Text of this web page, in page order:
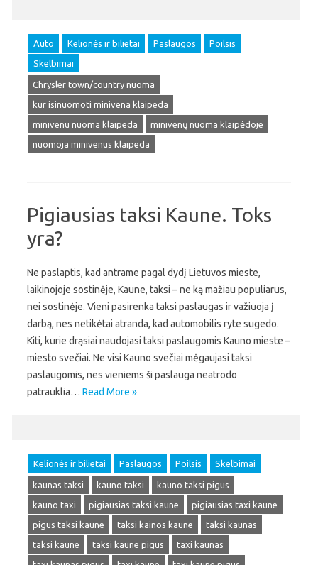
Auto Kelionės ir bilietai Paslaugos
Poilsis
Skelbimai
Chrysler town/country nuoma
kur isinuomoti minivena klaipeda
minivenu nuoma klaipeda
minivenų nuoma klaipėdoje
nuomoja minivenus klaipeda
Pigiausias taksi Kaune. Toks
yra?
Ne paslaptis, kad antrame pagal dydį Lietuvos mieste,
laikinojoje sostinėje, Kaune, taksi – ne ką mažiau populiarus,
nei sostinėje. Vieni pasirenka taksi paslaugas ir važiuoja į
darbą, nes netikėtai atranda, kad automobilis ryte sugedo.
Kiti, kurie drąsiai naudojasi taksi paslaugomis Kauno mieste –
miesto svečiai. Ne visi Kauno svečiai mėgaujasi taksi
paslaugomis, nes vieniems ši paslauga neatrodo
patrauklia… Read More »
Kelionės ir bilietai Paslaugos Poilsis Skelbimai
kaunas taksi kauno taksi
kauno taksi pigus
kauno taxi
pigiausias taksi kaune
pigiausias taxi kaune
pigus taksi kaune
taksi kainos kaune
taksi kaunas
taksi kaune
taksi kaune pigus
taxi kaunas